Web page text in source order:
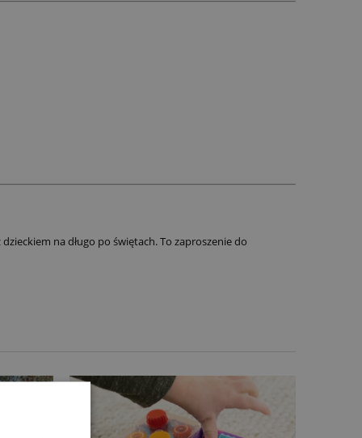
na długo po świętach. To zaproszenie do